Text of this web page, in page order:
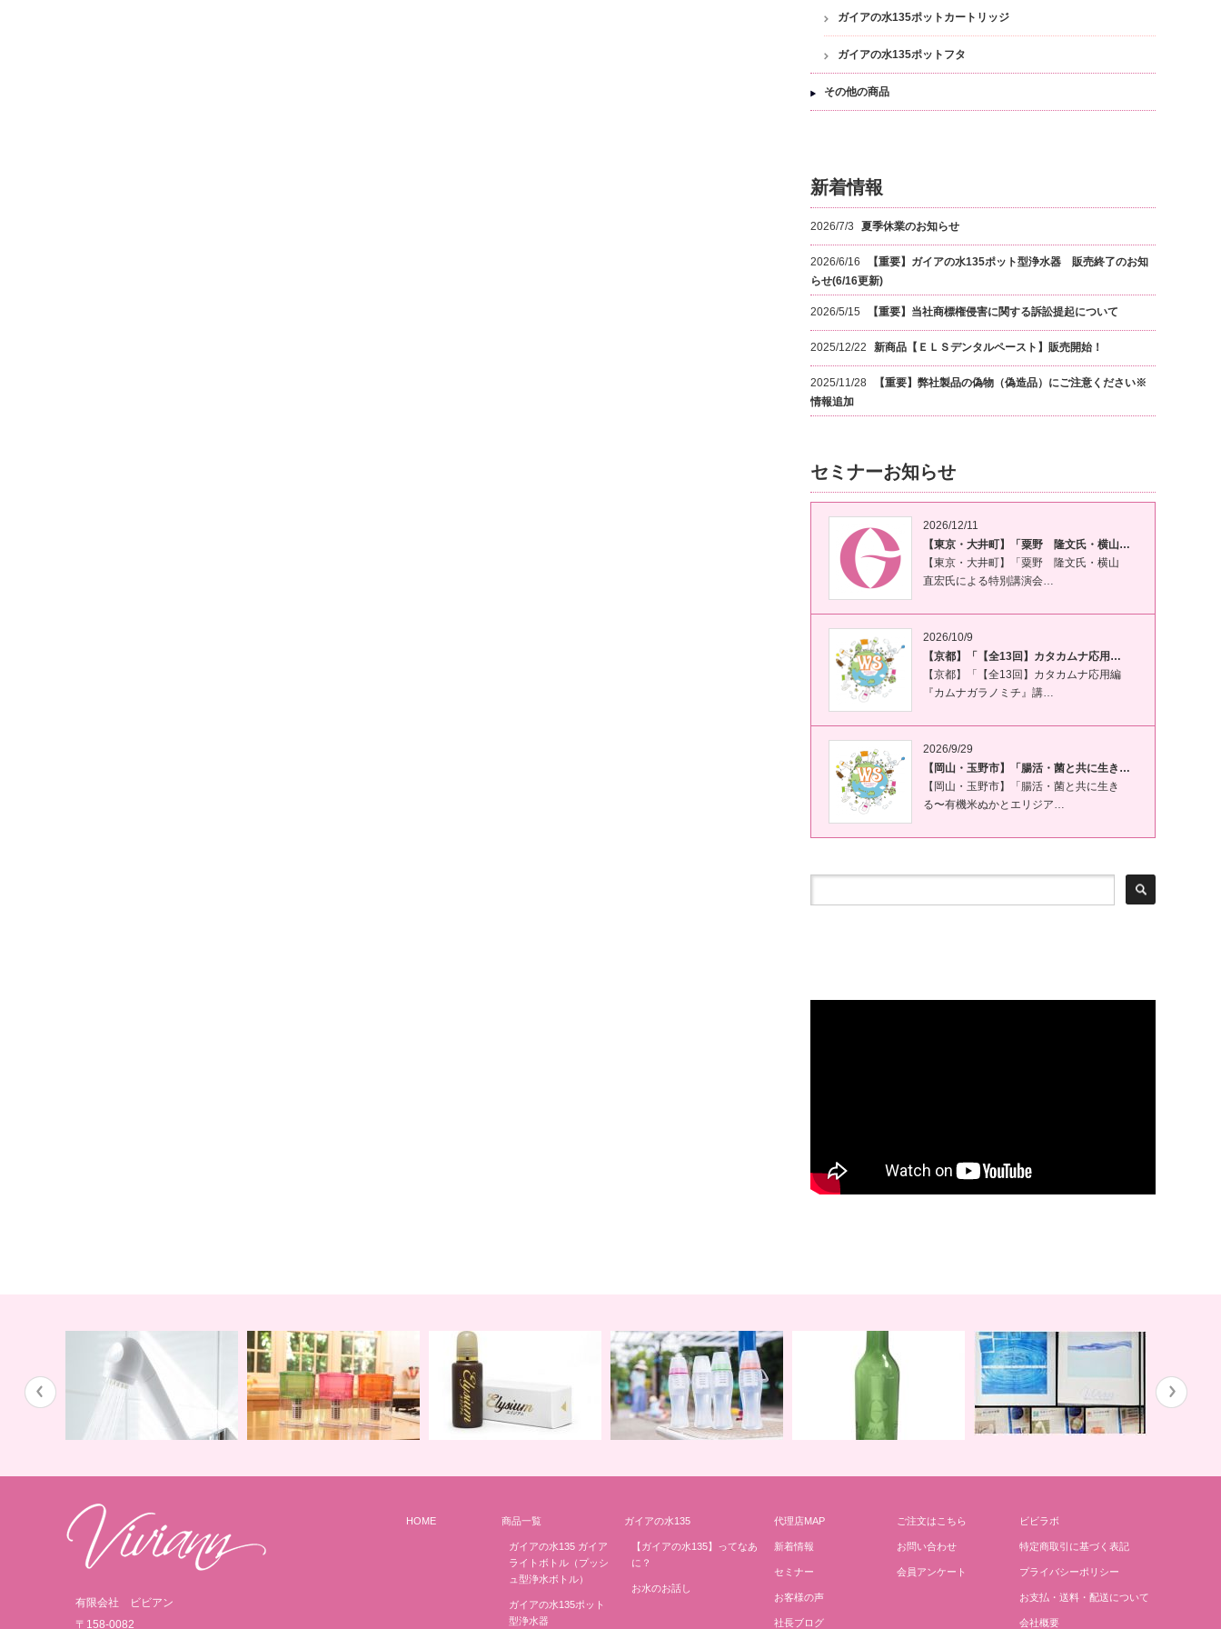
ガイアの水135ポットカートリッジ
ガイアの水135ポットフタ
その他の商品
新着情報
2026/7/3 夏季休業のお知らせ
2026/6/16
【重要】ガイアの水135ポット型浄水器 販売終了のお知
らせ(6/16更新)
2026/5/15 【重要】当社商標権侵害に関する訴訟提起について
2025/12/22 新商品【ＥＬＳデンタルペースト】販売開始！
2025/11/28
【重要】弊社製品の偽物（偽造品）にご注意ください※
情報追加
セミナーお知らせ
2026/12/11
【東京・大井町】「粟野 隆文氏・横山…
【東京・大井町】「粟野 隆文氏・横山
直宏氏による特別講演会…
2026/10/9
【京都】「【全13回】カタカムナ応用…
【京都】「【全13回】カタカムナ応用編
『カムナガラノミチ』講…
2026/9/29
【岡山・玉野市】「腸活・菌と共に生き…
【岡山・玉野市】「腸活・菌と共に生き
る〜有機米ぬかとエリジア…
地球の恵みを シャワー 地球の一滴 エリジアム 地球と共に ライトボトル みどりごとグリーンボトル
ガイアの水１３５と私
有限会社 ビビアン
〒158-0082
HOME 商品一覧
ガイアの水135 ガイア
ライトボトル（プッシ
ュ型浄水ボトル）
ガイアの水135ポット
型浄水器
ガイアの水135
【ガイアの水135】ってなあ
に？
お水のお話し
代理店MAP
新着情報
セミナー
お客様の声
社長ブログ
ご注文はこちら
お問い合わせ
会員アンケート
ビビラボ
特定商取引に基づく表記
プライバシーポリシー
お支払・送料・配送について
会社概要